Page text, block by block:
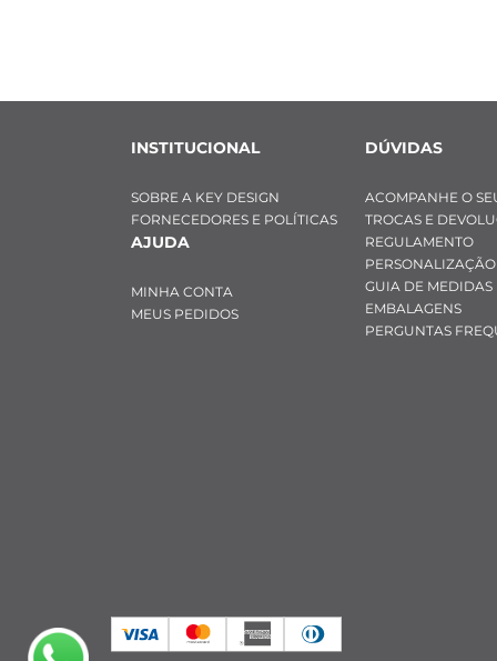
INSTITUCIONAL
SOBRE A KEY DESIGN
FORNECEDORES E POLÍTICAS
AJUDA
MINHA CONTA
MEUS PEDIDOS
DÚVIDAS
ACOMPANHE O
TROCAS E
REGULAMENTO
PERSONALIZAÇÃO
GUIA DE MEDIDAS
EMBALAGENS
PERGUNTAS